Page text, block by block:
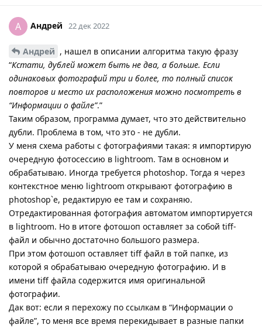
А Андрей 22 дек 2022
Андрей , нашел в описании алгоритма такую фразу
“Кстати, дублей может быть не два, а больше. Если
одинаковых фотографий три и более, то полный список
повторов и место их расположения можно посмотреть в
“Информации о файле”.”
Таким образом, программа думает, что это действительно
дубли. Проблема в том, что это - не дубли.
У меня схема работы с фотографиями такая: я импортирую
очередную фотосессию в lightroom. Там в основном и
обрабатываю. Иногда требуется photoshop. Тогда я через
контекстное меню lightroom открывают фотографию в
photoshop`е, редактирую ее там и сохраняю.
Отредактированная фотография автоматом импортируется
в lightroom. Но в итоге фотошоп оставляет за собой tiff-
файл и обычно достаточно большого размера.
При этом фотошоп оставляет tiff файл в той папке, из
которой я обрабатываю очередную фотографию. И в
имени tiff файла содержится имя оригинальной
фотографии.
Дак вот: если я перехожу по ссылкам в “Информации о
файле”, то меня все время перекидывает в разные папки